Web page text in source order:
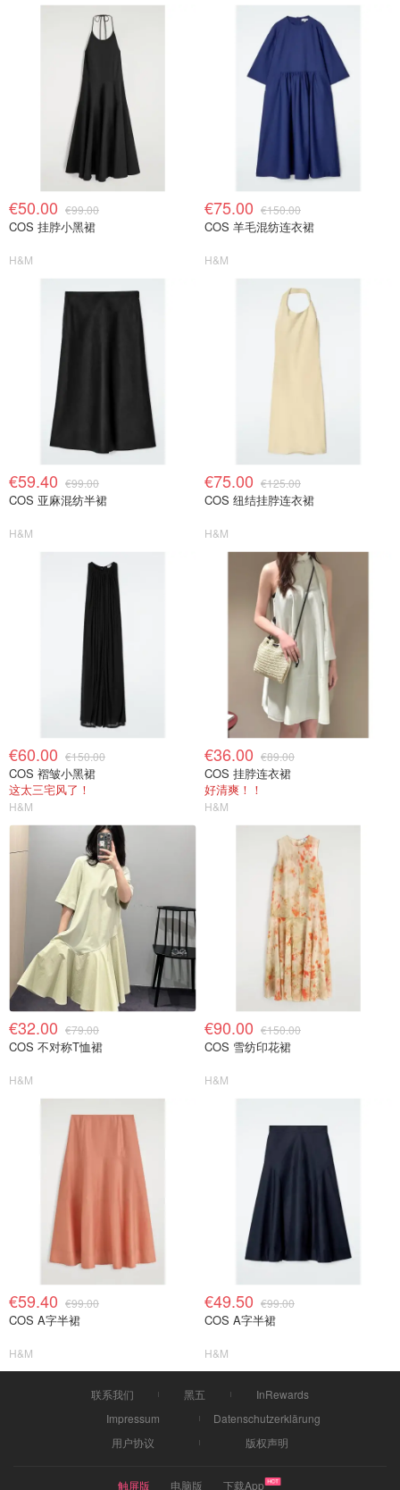
€50.00 €99.00
COS 挂脖小黑裙
H&M
€75.00 €150.00
COS 羊毛混纺连衣裙
H&M
€59.40 €99.00
COS 亚麻混纺半裙
H&M
€75.00 €125.00
COS 纽结挂脖连衣裙
H&M
€60.00 €150.00
COS 褶皱小黑裙
这太三宅风了！
H&M
€36.00 €89.00
COS 挂脖连衣裙
好清爽！！
H&M
€32.00 €79.00
COS 不对称T恤裙
H&M
€90.00 €150.00
COS 雪纺印花裙
H&M
€59.40 €99.00
COS A字半裙
H&M
€49.50 €99.00
COS A字半裙
H&M
联系我们 黑五
InRewards
Impressum
Datenschutzerklärung
用户协议
版权声明
触屏版 电脑版 下载App